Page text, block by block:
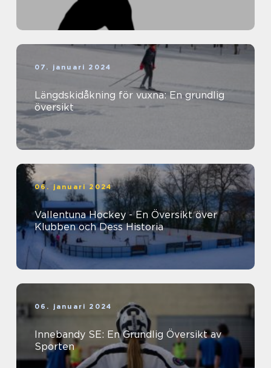
07. januari 2024
Längdskidåkning för vuxna: En grundlig
översikt
06. januari 2024
Vallentuna Hockey - En Översikt över
Klubben och Dess Historia
06. januari 2024
Innebandy SE: En Grundlig Översikt av
Sporten